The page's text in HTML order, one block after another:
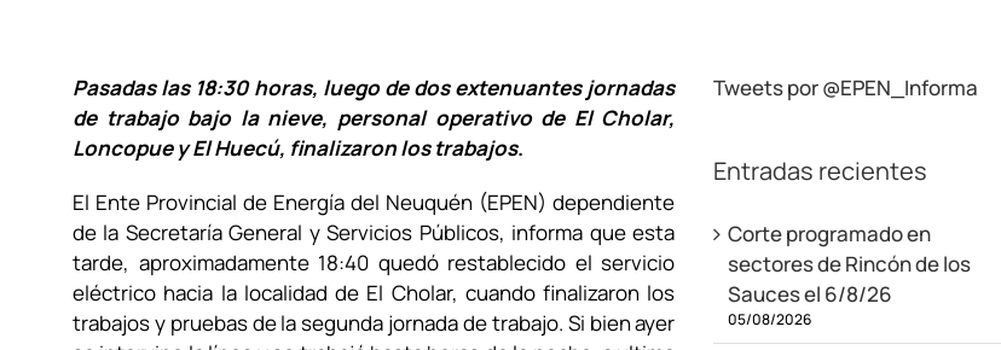
Pasadas las 18:30 horas, luego de dos extenuantes jornadas
de trabajo bajo la nieve, personal operativo de El Cholar,
Loncopue y El Huecú, finalizaron los trabajos.
El Ente Provincial de Energía del Neuquén (EPEN) dependiente
de la Secretaría General y Servicios Públicos, informa que esta
tarde, aproximadamente 18:40 quedó restablecido el servicio
eléctrico hacia la localidad de El Cholar, cuando finalizaron los
trabajos y pruebas de la segunda jornada de trabajo. Si bien ayer
Tweets por @EPEN_Informa
Entradas recientes
Corte programado en
sectores de Rincón de los
Sauces el 6/8/26
05/08/2026